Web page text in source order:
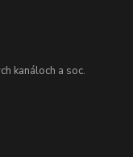
kanáloch a soc.